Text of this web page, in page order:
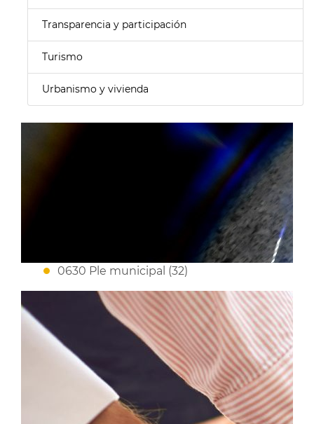
Transparencia y participación
Turismo
Urbanismo y vivienda
0630 Ple municipal (32)